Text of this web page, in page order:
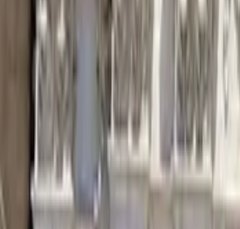
Free Tour di
Trovate free walking tour unici con
Destinazione
Gerusalemme
Aggiungi date
Cerca
Free tours